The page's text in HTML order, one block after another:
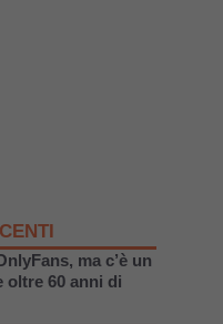
ma c’è un
oltre 60 anni di